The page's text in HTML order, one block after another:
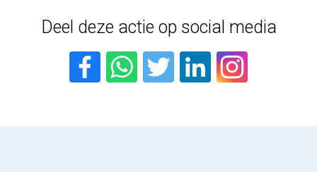
Deel deze actie op social media